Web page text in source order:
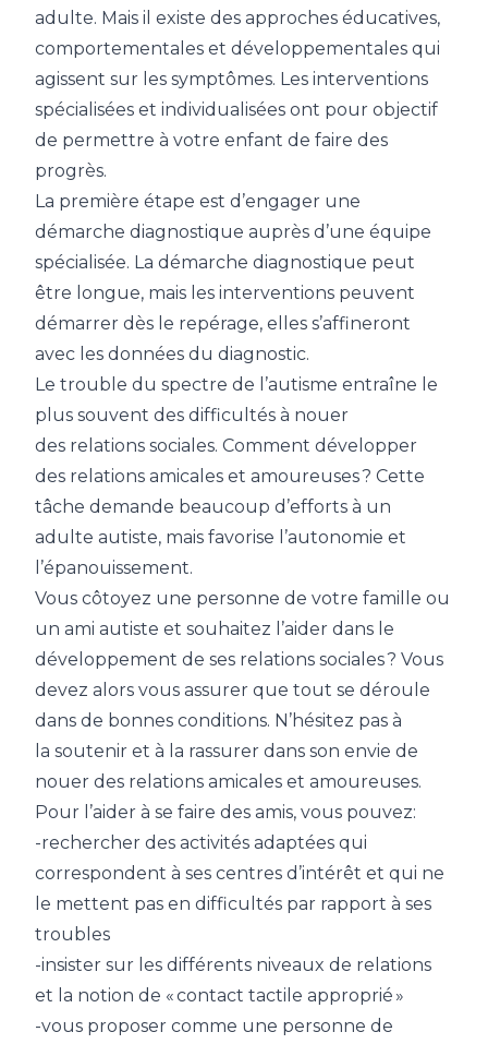
adulte. Mais il existe des approches éducatives,
comportementales et développementales qui
agissent sur les symptômes. Les interventions
spécialisées et individualisées ont pour objectif
de permettre à votre enfant de faire des
progrès.
La première étape est d’engager une
démarche diagnostique auprès d’une équipe
spécialisée. La démarche diagnostique peut
être longue, mais les interventions peuvent
démarrer dès le repérage, elles s’affineront
avec les données du diagnostic.
Le trouble du spectre de l’autisme entraîne le
plus souvent des difficultés à nouer
des relations sociales. Comment développer
des relations amicales et amoureuses ? Cette
tâche demande beaucoup d’efforts à un
adulte autiste, mais favorise l’autonomie et
l’épanouissement.
Vous côtoyez une personne de votre famille ou
un ami autiste et souhaitez l’aider dans le
développement de ses relations sociales ? Vous
devez alors vous assurer que tout se déroule
dans de bonnes conditions. N’hésitez pas à
la soutenir et à la rassurer dans son envie de
nouer des relations amicales et amoureuses.
Pour l’aider à se faire des amis, vous pouvez:
-rechercher des activités adaptées qui
correspondent à ses centres d’intérêt et qui ne
le mettent pas en difficultés par rapport à ses
troubles
-insister sur les différents niveaux de relations
et la notion de « contact tactile approprié »
-vous proposer comme une personne de